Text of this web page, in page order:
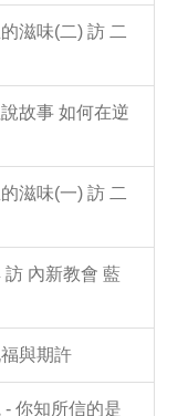
滋味(二) 訪 二
故事 如何在逆
滋味(一) 訪 二
內新教會 藍
與期許
你知所信的是